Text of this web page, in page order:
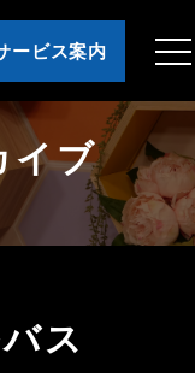
ービス案内
イブ
ス